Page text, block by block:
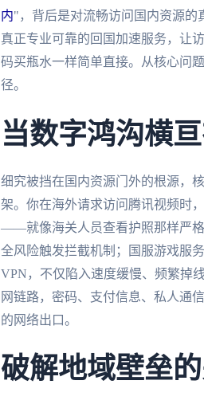
内"，背后是对流畅访问国内资源
真正专业可靠的回国加速服务，让
码买瓶水一样简单直接。从核心问
径。
当数字鸿沟横
细究被挡在国内资源门外的根源，
架。你在海外请求访问腾讯视频时
——就像海关人员查看护照那样严格
全风险触发拦截机制；国服游戏服
VPN，不仅陷入速度缓慢、频繁掉
网链路，密码、支付信息、私人通
的网络出口。
破解地域壁垒